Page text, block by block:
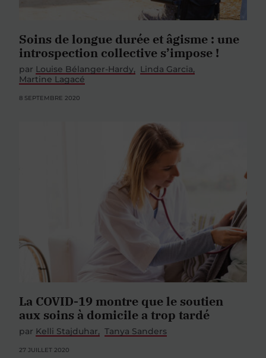
Soins de longue durée et âgisme : une
introspection collective s’impose !
par Louise Bélanger-Hardy
Linda Garcia
Martine Lagacé
8 SEPTEMBRE 2020
La COVID-19 montre que le soutien
aux soins à domicile a trop tardé
par Kelli Stajduhar Tanya Sanders
27 JUILLET 2020